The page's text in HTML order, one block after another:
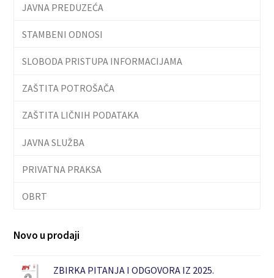
JAVNA PREDUZEĆA
STAMBENI ODNOSI
SLOBODA PRISTUPA INFORMACIJAMA
ZAŠTITA POTROŠAČA
ZAŠTITA LIČNIH PODATAKA
JAVNA SLUŽBA
PRIVATNA PRAKSA
OBRT
Novo u prodaji
ZBIRKA PITANJA I ODGOVORA IZ 2025.